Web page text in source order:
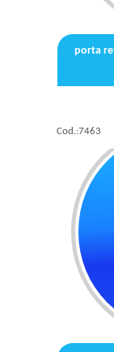
porta
Cod.:7463